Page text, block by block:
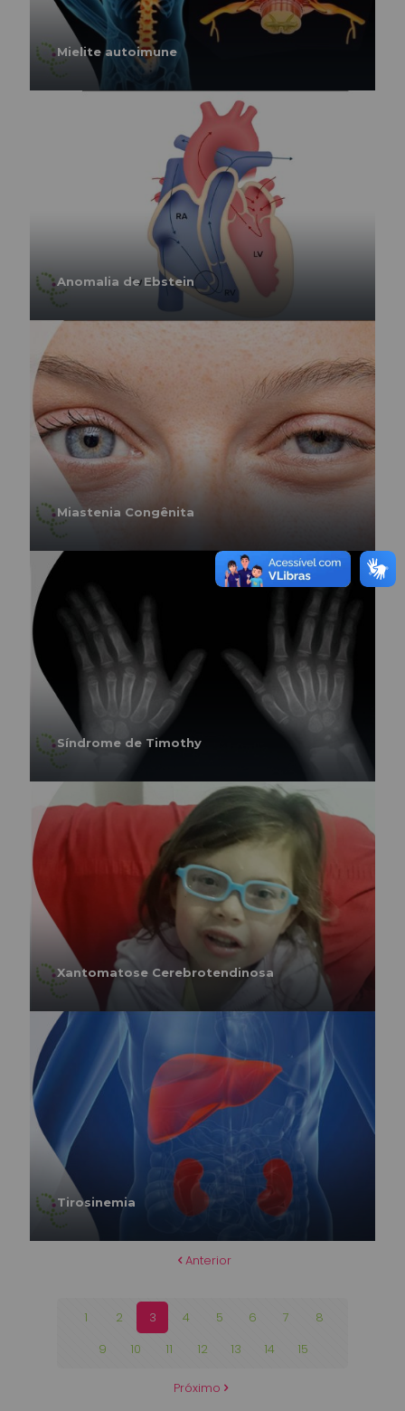
Mielite autoimune
Anomalia de Ebstein
Miastenia Congênita
Síndrome de Timothy
Xantomatose Cerebrotendinosa
Tirosinemia
Anterior
1 2 3 4 5 6 7
8
9
10 11 12 13 14 15
Próximo